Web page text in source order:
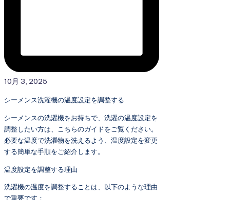
10月 3, 2025
シーメンス洗濯機の温度設定を調整する
シーメンスの洗濯機をお持ちで、洗濯の温度設定を
調整したい方は、こちらのガイドをご覧ください。
必要な温度で洗濯物を洗えるよう、温度設定を変更
する簡単な手順をご紹介します。
温度設定を調整する理由
洗濯機の温度を調整することは、以下のような理由
で重要です：